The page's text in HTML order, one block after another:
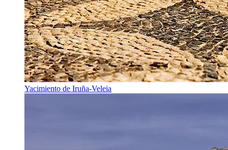
Yacimiento de Iruña-Veleia